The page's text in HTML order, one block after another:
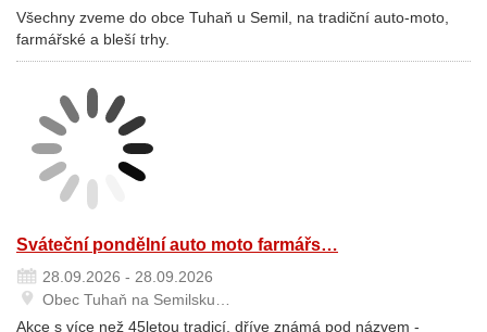
Všechny zveme do obce Tuhaň u Semil, na tradiční auto-moto,
farmářské a bleší trhy.
Sváteční pondělní auto moto farmářs…
28.09.2026 - 28.09.2026
Obec Tuhaň na Semilsku…
Akce s více než 45letou tradicí, dříve známá pod názvem -